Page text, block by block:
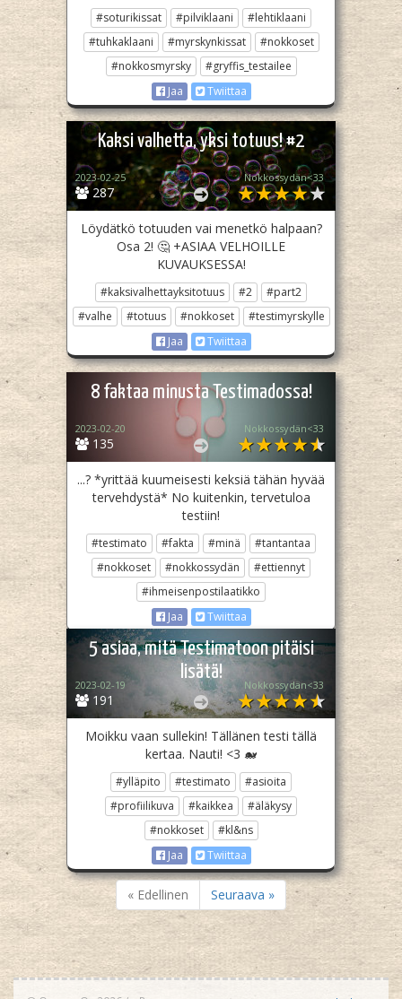
#soturikissat #pilviklaani
#lehtiklaani
#tuhkaklaani
#myrskynkissat
#nokkoset
#nokkosmyrsky
#gryffis_testailee
Jaa
Twiittaa
Kaksi valhetta, yksi totuus! #2
287
2023-02-25 Nokkossydän<33
Löydätkö totuuden vai menetkö halpaan?
Osa 2! 🤔 +ASIAA VELHOILLE
KUVAUKSESSA!
#kaksivalhettayksitotuus #2
#part2
#valhe
#totuus #nokkoset
#testimyrskylle
Jaa
Twiittaa
8 faktaa minusta Testimadossa!
135
2023-02-20 Nokkossydän<33
...? *yrittää kuumeisesti keksiä tähän hyvää
tervehdystä* No kuitenkin, tervetuloa
testiin!
#testimato #fakta #minä
#tantantaa
#nokkoset
#nokkossydän
#ettiennyt
#ihmeisenpostilaatikko
Jaa
Twiittaa
5 asiaa, mitä Testimatoon pitäisi
lisätä!
191
2023-02-19 Nokkossydän<33
Moikku vaan sullekin! Tällänen testi tällä
kertaa. Nauti! <3 🐋
#ylläpito #testimato
#asioita
#profiilikuva
#kaikkea
#äläkysy
#nokkoset
#kl&ns
Jaa
Twiittaa
« Edellinen Seuraava »